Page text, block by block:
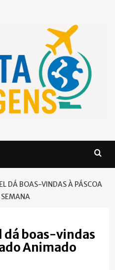
DÁ BOAS-VINDAS À PÁSCOA
dá boas-vindas
Animado